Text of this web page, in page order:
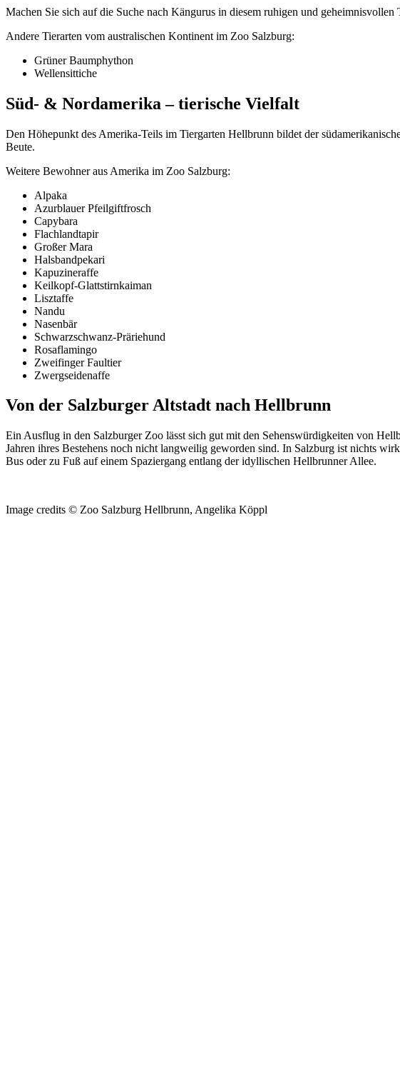
Machen Sie sich auf die Suche nach Kängurus in diesem ruhigen und geheimnisvollen
Andere Tierarten vom australischen Kontinent im Zoo Salzburg:
Grüner Baumphython
Wellensittiche
Süd- & Nordamerika – tierische Vielfalt
Den Höhepunkt des Amerika-Teils im Tiergarten Hellbrunn bildet der
Beute.
Weitere Bewohner aus Amerika im Zoo Salzburg:
Alpaka
Azurblauer Pfeilgiftfrosch
Capybara
Flachlandtapir
Großer Mara
Halsbandpekari
Kapuzineraffe
Keilkopf-Glattstirnkaiman
Lisztaffe
Nandu
Nasenbär
Schwarzschwanz-Präriehund
Rosaflamingo
Zweifinger Faultier
Zwergseidenaffe
Von der Salzburger Altstadt nach Hellbrunn
Ein Ausflug in den Salzburger Zoo lässt sich gut mit den Sehenswürdigkeiten von
Jahren ihres Bestehens noch nicht langweilig geworden sind. In Salzburg ist nichts
Bus oder zu Fuß auf einem Spaziergang entlang der idyllischen Hellbrunner Allee.
Image credits © Zoo Salzburg Hellbrunn, Angelika Köppl